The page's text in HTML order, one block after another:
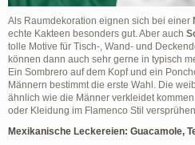
Als Raumdekoration eignen sich bei einer
echte Kakteen besonders gut. Aber auch
tolle Motive für Tisch-, Wand- und
können dann auch sehr gerne in typisch
Ein Sombrero auf dem Kopf und ein
Männern bestimmt die erste Wahl. Die
ähnlich wie die Männer verkleidet
oder Kleidung im Flamenco Stil
Mexikanische Leckereien: Guacamole,